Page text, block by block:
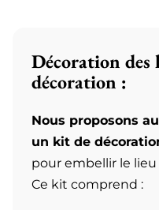
Décoration des
décoration :
Nous proposons
un kit de
pour embellir le
Ce kit comprend :